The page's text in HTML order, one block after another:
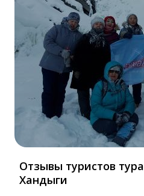
Отзывы туристов
Хандыги